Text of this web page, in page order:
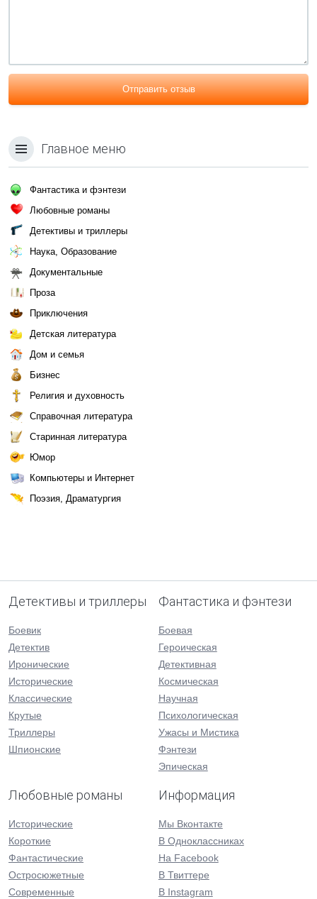
Отправить отзыв
Главное меню
Фантастика и фэнтези
Любовные романы
Детективы и триллеры
Наука, Образование
Документальные
Проза
Приключения
Детская литература
Дом и семья
Бизнес
Религия и духовность
Справочная литература
Старинная литература
Юмор
Компьютеры и Интернет
Поэзия, Драматургия
Детективы и триллеры
Боевик
Детектив
Иронические
Исторические
Классические
Крутые
Триллеры
Шпионские
Фантастика и фэнтези
Боевая
Героическая
Детективная
Космическая
Научная
Психологическая
Ужасы и Мистика
Фэнтези
Эпическая
Любовные романы
Исторические
Короткие
Фантастические
Остросюжетные
Современные
Информация
Мы Вконтакте
В Одноклассниках
На Facebook
В Твиттере
В Instagram